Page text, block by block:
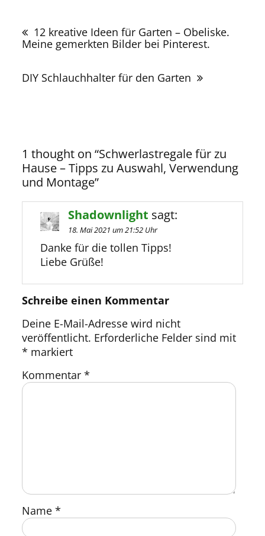
12 kreative Ideen für Garten – Obeliske.
Meine gemerkten Bilder bei Pinterest.
DIY Schlauchhalter für den Garten
1 thought on “Schwerlastregale für zu
Hause – Tipps zu Auswahl, Verwendung
und Montage”
Shadownlight sagt:
18. Mai 2021 um 21:52 Uhr
Danke für die tollen Tipps!
Liebe Grüße!
Schreibe einen Kommentar
Deine E-Mail-Adresse wird nicht
veröffentlicht. Erforderliche Felder sind mit
* markiert
Kommentar*
Name*